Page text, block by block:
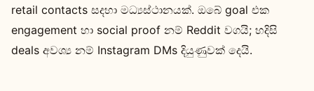
retail contacts සදහා මධ්‍යස්ථානයක්. ඔබේ goal එක
engagement හා social proof නම් Reddit වගයි; හදිසි
deals අවශ්‍ය නම් Instagram DMs දියුණුවක් දෙයි.